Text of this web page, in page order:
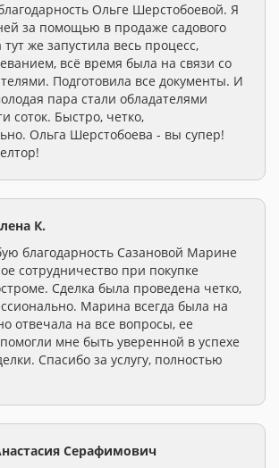
Ольге Шерстобоевой. Я
за помощью в продаже садового
тут же запустила весь процесс,
всё время была на связи со
Подготовила все документы. И
пара стали обладателями
соток. Быстро, четко,
Ольга Шерстобоева - вы супер!
К.
благодарность Сазановой Марине
сотрудничество при покупке
Сделка была проведена четко,
Марина всегда была на
отвечала на все вопросы, ее
мне быть уверенной в успехе
Спасибо за услугу, полностью
Серафимович